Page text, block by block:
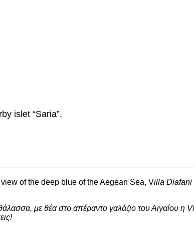
islet “Saria”.
of the deep blue of the Aegean Sea, Villa Diafani
με θέα στο απέραντο γαλάζιο του Αιγαίου η V